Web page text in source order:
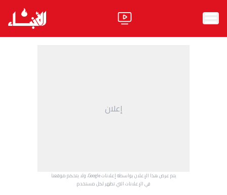
إعلان
يتم عرض هذا الإعلان بواسطة إعلانات Google، ولا يتحكم موقعنا
في الإعلانات التي تظهر لكل مستخدم.